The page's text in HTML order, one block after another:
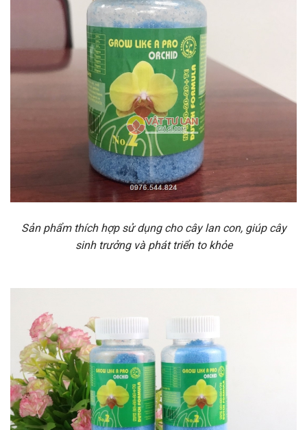
Sản phẩm thích hợp sử dụng cho cây lan con, giúp cây
sinh trưởng và phát triển to khỏe